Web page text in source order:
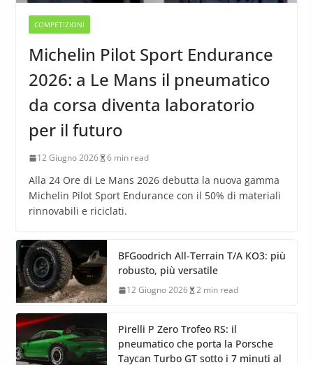
COMPETIZIONI
Michelin Pilot Sport Endurance
2026: a Le Mans il pneumatico
da corsa diventa laboratorio
per il futuro
12 Giugno 2026 6 min read
Alla 24 Ore di Le Mans 2026 debutta la nuova gamma
Michelin Pilot Sport Endurance con il 50% di materiali
rinnovabili e riciclati.
BFGoodrich All-Terrain T/A KO3: più
robusto, più versatile
12 Giugno 2026 2 min read
Pirelli P Zero Trofeo RS: il
pneumatico che porta la Porsche
Taycan Turbo GT sotto i 7 minuti al